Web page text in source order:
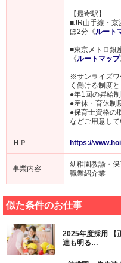
【最寄駅】
■JR山手線・京
ほ2分《ルート
■東京メトロ銀
《ルートマップ
※サンライズワ
く働ける制度と
●年1回の昇給
●産休・育休制
●保育士資格の
などご用意して
ＨＰ https://
事業内容
幼稚園教諭・
職業紹介業
似た条件のお仕事
2025年度採用 【
達も明る…